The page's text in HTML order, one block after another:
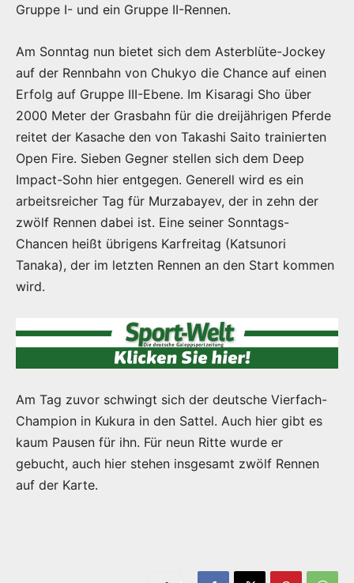
Gruppe I- und ein Gruppe II-Rennen.
Am Sonntag nun bietet sich dem Asterblüte-Jockey
auf der Rennbahn von Chukyo die Chance auf einen
Erfolg auf Gruppe III-Ebene. Im Kisaragi Sho über
2000 Meter der Grasbahn für die dreijährigen Pferde
reitet der Kasache den von Takashi Saito trainierten
Open Fire. Sieben Gegner stellen sich dem Deep
Impact-Sohn hier entgegen. Generell wird es ein
arbeitsreicher Tag für Murzabayev, der in zehn der
zwölf Rennen dabei ist. Eine seiner Sonntags-
Chancen heißt übrigens Karfreitag (Katsunori
Tanaka), der im letzten Rennen an den Start kommen
wird.
Am Tag zuvor schwingt sich der deutsche Vierfach-
Champion in Kukura in den Sattel. Auch hier gibt es
kaum Pausen für ihn. Für neun Ritte wurde er
gebucht, auch hier stehen insgesamt zwölf Rennen
auf der Karte.